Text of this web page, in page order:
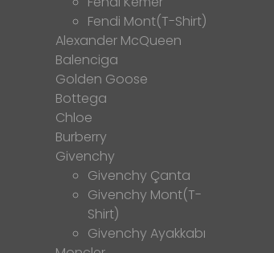
Fendi Mont(T-Shirt)
Alexander McQueen
Balenciga
Golden Goose
Bottega
Chloe
Burberry
Givenchy
Givenchy Çanta
Givenchy Mont(T-
Shirt)
Givenchy Ayakkabı